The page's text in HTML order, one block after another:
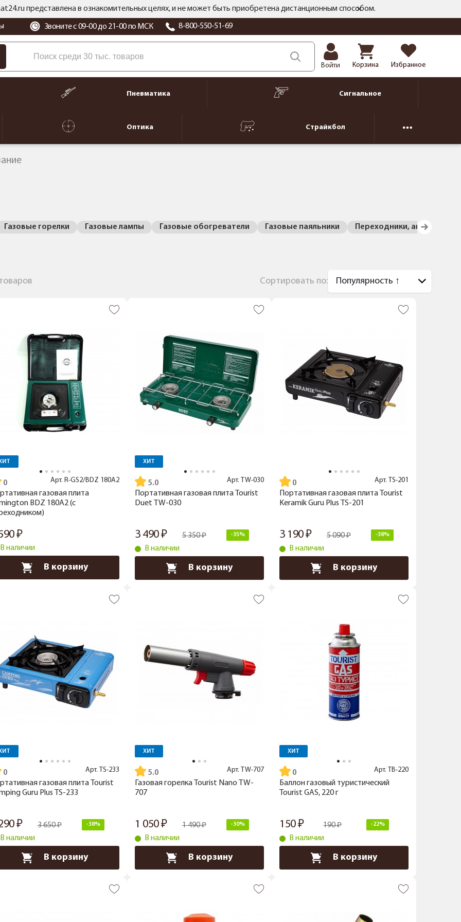
представлена в ознакомительных целях, и не может быть приобретена дистанционным способом.
Звоните с 09-00 до 21-00 по МСК 8-800-550-51-69
Войти Корзина Избранное
Пневматика Сигнальное
Оптика Страйкбол
Газовые горелки Газовые лампы Газовые обогреватели Газовые паяльники Переходники, аксессуары
Сортировать по:
Арт. R-GS2/BDZ 180A2
газовая плита
BDZ 180A2 (с
В наличии
В корзину
ХИТ
5.0 Арт. TW-030
Портативная газовая плита Tourist
Duet TW-030
3 490 5 350 -35%
В наличии
В корзину
Арт. TS-201
Портативная газовая плита Tourist
Keramik Guru Plus TS-201
3 190 5 090 -38%
В наличии
В корзину
Арт. TS-233
газовая плита Tourist
Guru Plus TS-233
3 650 -38%
В наличии
В корзину
ХИТ
5.0 Арт. TW-707
Газовая горелка Tourist Nano TW-
707
1 050 1 490 -30%
В наличии
В корзину
ХИТ
Арт. TB-220
Баллон газовый туристический
Tourist GAS, 220 г
150 190 -22%
В наличии
В корзину